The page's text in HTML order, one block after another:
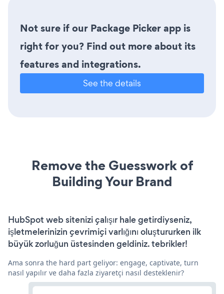
Not sure if our Package Picker app is
right for you? Find out more about its
features and integrations.
See the details
Remove the Guesswork of
Building Your Brand
HubSpot web sitenizi çalışır hale getirdiyseniz,
işletmelerinizin çevrimiçi varlığını oluştururken ilk
büyük zorluğun üstesinden geldiniz. tebrikler!
Ama sonra the hard part geliyor: engage, captivate, turn
nasıl yapılır ve daha fazla ziyaretçi nasıl desteklenir?